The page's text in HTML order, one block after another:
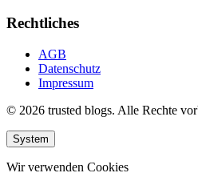
Rechtliches
AGB
Datenschutz
Impressum
© 2026 trusted blogs. Alle Rechte
System
Wir verwenden Cookies